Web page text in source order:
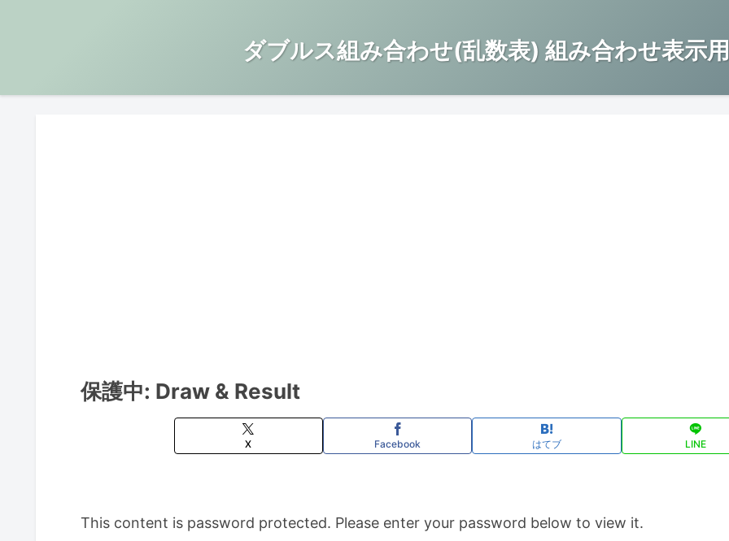
ダブルス組み合わせ(乱数表) 組み合わせ表示
保護中: Draw & Result
X Facebook はてブ LINE
This content is password protected. Please enter your password below to view it.